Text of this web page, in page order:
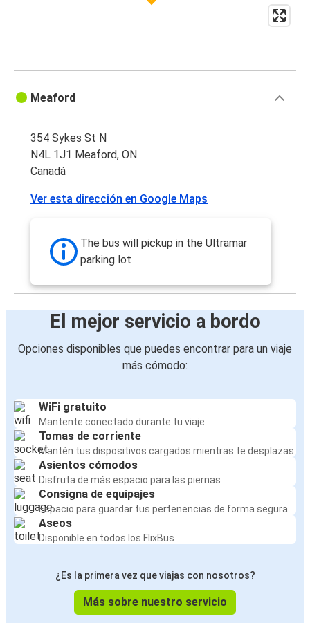
Meaford
354 Sykes St N
N4L 1J1 Meaford, ON
Canadá
Ver esta dirección en Google Maps
The bus will pickup in the Ultramar
parking lot
El mejor servicio a bordo
Opciones disponibles que puedes encontrar para un viaje
más cómodo:
WiFi gratuito
Mantente conectado durante tu viaje
Tomas de corriente
Mantén tus dispositivos cargados mientras te desplazas
Asientos cómodos
Disfruta de más espacio para las piernas
Consigna de equipajes
Espacio para guardar tus pertenencias de forma segura
Aseos
Disponible en todos los FlixBus
¿Es la primera vez que viajas con nosotros?
Más sobre nuestro servicio